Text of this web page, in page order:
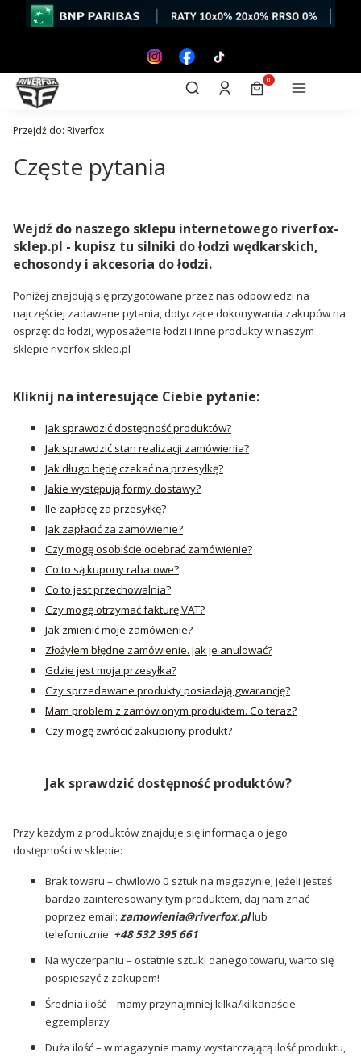
Otwórz wyszukiwarkę
Szukaj Zaloguj sięProdukty w
Koszyk Menu
Przejdź do: Riverfox
Częste pytania
Wejdź do naszego sklepu internetowego riverfox-
sklep.pl - kupisz tu silniki do łodzi wędkarskich,
echosondy i akcesoria do łodzi.
Poniżej znajdują się przygotowane przez nas odpowiedzi na
najczęściej zadawane pytania, dotyczące dokonywania zakupów na
osprzęt do łodzi, wyposażenie łodzi i inne produkty w naszym
sklepie riverfox-sklep.pl
Kliknij na interesujące Ciebie pytanie:
Jak sprawdzić dostępność produktów?
Jak sprawdzić stan realizacji zamówienia?
Jak długo będę czekać na przesyłkę?
Jakie występują formy dostawy?
Ile zapłacę za przesyłkę?
Jak zapłacić za zamówienie?
Czy mogę osobiście odebrać zamówienie?
Co to są kupony rabatowe?
Co to jest przechowalnia?
Czy mogę otrzymać fakturę VAT?
Jak zmienić moje zamówienie?
Złożyłem błędne zamówienie. Jak je anulować?
Gdzie jest moja przesyłka?
Czy sprzedawane produkty posiadają gwarancję?
Mam problem z zamówionym produktem. Co teraz?
Czy mogę zwrócić zakupiony produkt?
Jak sprawdzić dostępność produktów?
Przy każdym z produktów znajduje się informacja o jego
dostępności w sklepie:
Brak towaru – chwilowo 0 sztuk na magazynie; jeżeli jesteś
bardzo zainteresowany tym produktem, daj nam znać
poprzez email: zamowienia@riverfox.pllub
telefonicznie: +48 532 395 661
Na wyczerpaniu – ostatnie sztuki danego towaru, warto się
pospieszyć z zakupem!
Średnia ilość – mamy przynajmniej kilka/kilkanaście
egzemplarzy
Duża ilość – w magazynie mamy wystarczającą ilość produktu,